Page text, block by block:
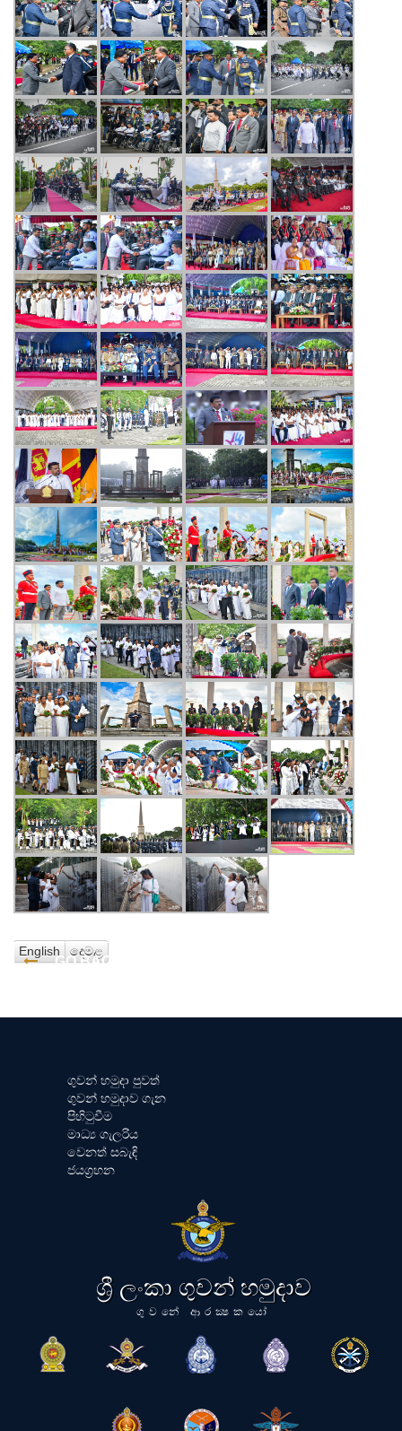
English දෙමළ
GO BACK
ගුවන් හමුදා පුවත්
ගුවන් හමුදාව ගැන
පිහිටුවීම
මාධ්‍ය ගැලරිය
වෙනත් සබැඳි
ජයග්‍රහන
ශ්‍රී ලංකා ගුවන් හමුදාව
ගුවනේ ආරක්‍ෂකයෝ